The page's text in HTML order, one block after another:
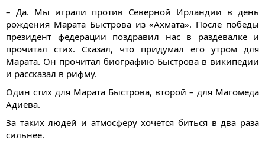
– Да. Мы играли против Северной Ирландии в день
рождения Марата Быстрова из «Ахмата». После победы
президент федерации поздравил нас в раздевалке и
прочитал стих. Сказал, что придумал его утром для
Марата. Он прочитал биографию Быстрова в википедии
и рассказал в рифму.
Один стих для Марата Быстрова, второй – для Магомеда
Адиева.
За таких людей и атмосферу хочется биться в два раза
сильнее.